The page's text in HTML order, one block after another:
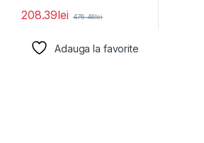
208.39lei 476.46lei
Adauga la favorite